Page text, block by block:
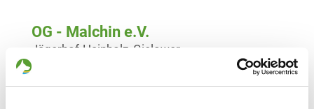
OG - Malchin e.V.
Details
Jägerhof-Hainholz, Gielower